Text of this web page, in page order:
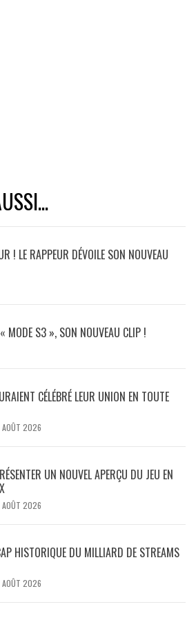
! LE RAPPEUR DÉVOILE SON NOUVEAU
MODE S3 », SON NOUVEAU CLIP !
CÉLÉBRÉ LEUR UNION EN TOUTE
AOÛT 2026
UN NOUVEL APERÇU DU JEU EN
AOÛT 2026
HISTORIQUE DU MILLIARD DE STREAMS
AOÛT 2026